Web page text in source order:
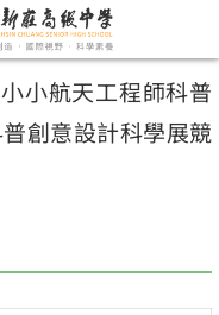
小小航天工程師科普
創意設計科學展競